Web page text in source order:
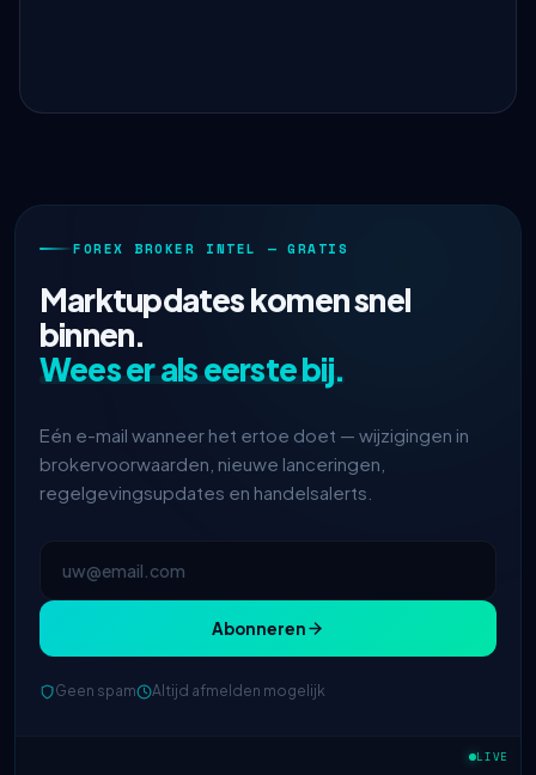
FOREX BROKER INTEL — GRATIS
Marktupdates komen snel
binnen.
Wees er als eerste bij.
Eén e-mail wanneer het ertoe doet — wijzigingen in
brokervoorwaarden, nieuwe lanceringen,
regelgevingsupdates en handelsalerts.
Abonneren
Geen spam Altijd afmelden mogelijk
LIVE
IC Markets verlaagde EUR/USD
spread → 0,1 pips